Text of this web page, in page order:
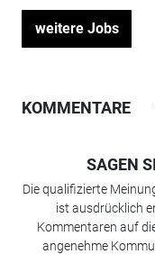
weitere Jobs
KOMMENTARE
SAGEN
Die qualifizierte
ist ausdrücklich
Kommentaren auf
angenehme